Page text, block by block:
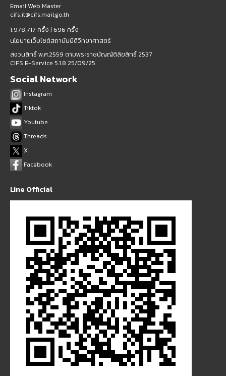
Email Web Master
cifs.it@cifs.mail.go.th
1,978,717 ครั้ง | 696 ครั้ง
นโยบายเว็บไซต์สถาบันนิติวิทยาศาสตร์
สงวนสิทธิ์ พ.ศ.2559 ตามพระราชบัญญัติลิขสิทธิ์ 2537
CIFS E-Service 5.1.8 25/09/25
Social Network
Instagram
Tiktok
Youtube
Threads
X
Facebook
Line Official